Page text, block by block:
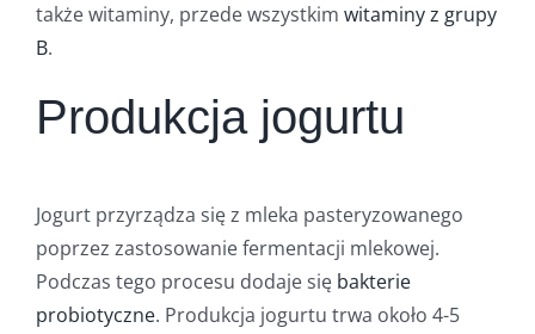
także witaminy, przede wszystkim witaminy z grupy
B.
Produkcja jogurtu
Jogurt przyrządza się z mleka pasteryzowanego
poprzez zastosowanie fermentacji mlekowej.
Podczas tego procesu dodaje się bakterie
probiotyczne. Produkcja jogurtu trwa około 4-5